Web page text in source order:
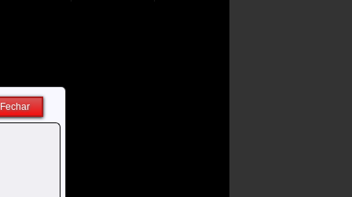
Fechar